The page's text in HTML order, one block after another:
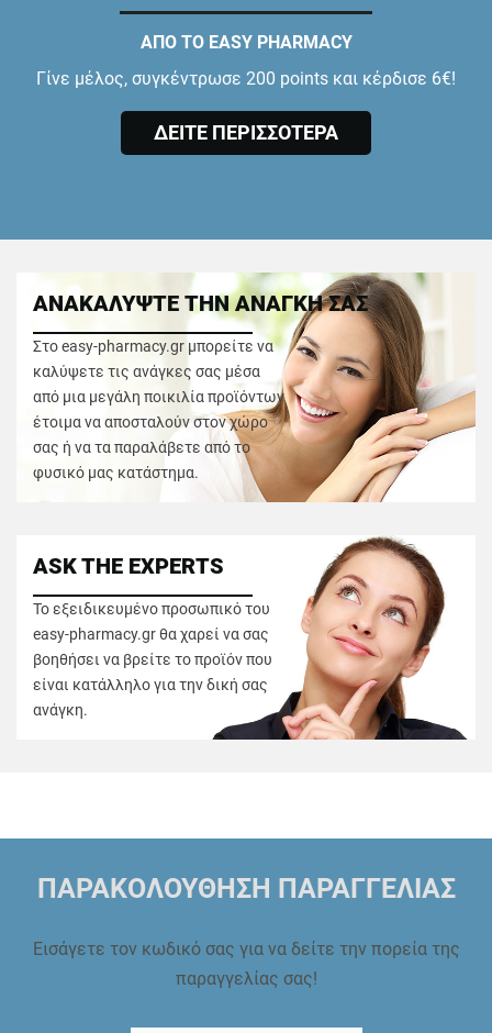
ΑΠΟ ΤΟ EASY PHARMACY
Γίνε μέλος, συγκέντρωσε 200 points και κέρδισε 6€!
ΔΕΙΤΕ ΠΕΡΙΣΣΟΤΕΡΑ
ΑΝΑΚΑΛΥΨΤΕ ΤΗΝ ΑΝΑΓΚΗ ΣΑΣ
Στο easy-pharmacy.gr μπορείτε να
καλύψετε τις ανάγκες σας μέσα
από μια μεγάλη ποικιλία προϊόντων
έτοιμα να αποσταλούν στον χώρο
σας ή να τα παραλάβετε από το
φυσικό μας κατάστημα.
ASK THE EXPERTS
Το εξειδικευμένο προσωπικό του
easy-pharmacy.gr θα χαρεί να σας
βοηθήσει να βρείτε το προϊόν που
είναι κατάλληλο για την δική σας
ανάγκη.
ΠΑΡΑΚΟΛΟΥΘΗΣΗ ΠΑΡΑΓΓΕΛΙΑΣ
Εισάγετε τον κωδικό σας για να δείτε την πορεία της
παραγγελίας σας!